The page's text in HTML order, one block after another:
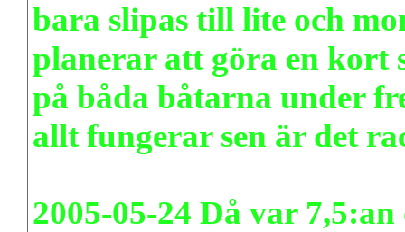
bara slipas till lite och
planerar att göra en kort
på båda båtarna under
allt fungerar sen är det
2005-05-24 Då var